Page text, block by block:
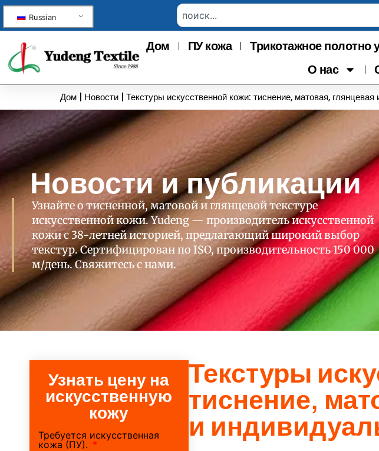
Russian
Дом ПУ кожа Трикотажное полотно
О нас
Дом Новости Текстуры искусственной кожи: тиснение, матовая,
Новости и публикации
Узнайте о тисненной, матовой и глянцевой текстуре
искусственной кожи. Yudeng — производитель искусственной
кожи с 38-летней историей, предлагающий широкий выбор
текстур. Сертифицирован по ISO, производительность 150 000
м/день. Свяжитесь с нами.
Узнать цену на
искусственную
кожу
Требуется искусственная
кожа (ПУ).
Текстуры
тиснение,
и